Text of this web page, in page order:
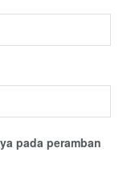
pada peramban